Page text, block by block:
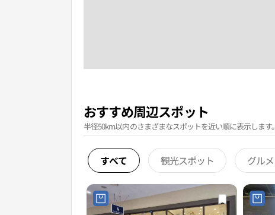
おすすめ周辺スポット
半径50km以内のさまざまなスポットを近い順に表示します。
すべて 観光スポット グルメ